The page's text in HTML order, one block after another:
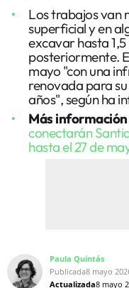
Los trabajos van
superficial y en
excavar hasta
posteriormente.
mayo "con una
renovada para
años", según ha
Más información
conectarán
hasta el 27 de
Paula Quintás
Publicada8 mayo
Actualizada8 mayo